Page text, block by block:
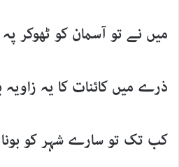
میں نے تو آسمان کو ٹھوکر پہ
ذرے میں کائنات کا یہ
کب تک تو سارے شہر کو بونا